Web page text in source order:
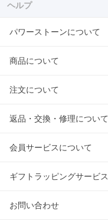
ヘルプ
パワーストーンについて
商品について
注文について
返品・交換・修理について
会員サービスについて
ギフトラッピングサービス
お問い合わせ